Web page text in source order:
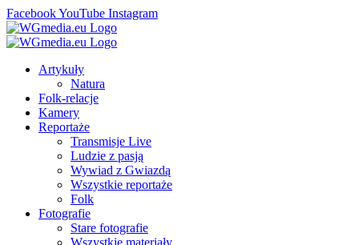
FacebookYouTube Instagram
Artykuły
Natura
Folk-relacje
Kamery
Reportaże
Transmisje Live
Ludzie z pasją
Wywiad z Gwiazdą
Wszystkie reportaże
Folk
Fotografie
Stare fotografie
Wszystkie materiały